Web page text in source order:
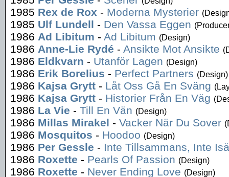
1985 Rex de Rox - Moderna Mysterier
1985 Ulf Lundell - Den Vassa Eggen
1986 Ad Libitum - Ad Libitum (Design)
1986 Anne-Lie Rydé - Ansikte Mot Ansikte
1986 Eldkvarn - Utanför Lagen (Design)
1986 Erik Borelius - Perfect Partners (Design)
1986 Kajsa Grytt - Låt Oss Gå En Sväng
1986 Kajsa Grytt - Historier Från En Väg
1986 La Vie - Till En Vän (Design)
1986 Millas Mirakel - Vacker När Du Sover
1986 Mosquitos - Hoodoo (Design)
1986 Per Gessle - Inte Tillsammans, Inte
1986 Roxette - Pearls Of Passion (Design)
1986 Roxette - Never Ending Love (Design)